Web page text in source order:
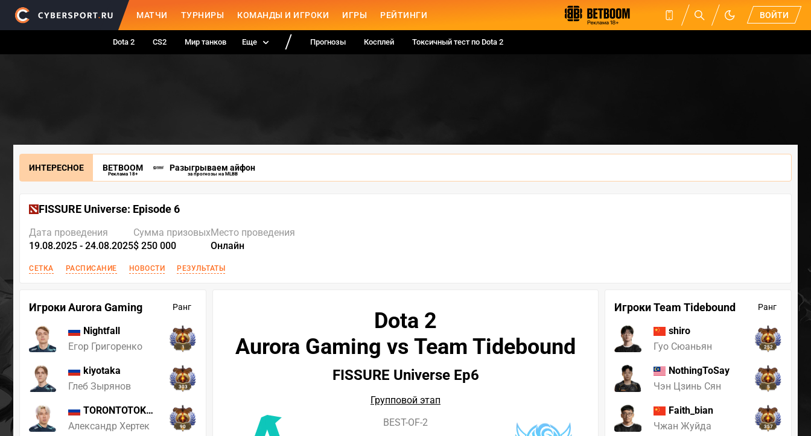
МАТЧИ ТУРНИРЫ КОМАНДЫ И ИГРОКИ ИГРЫ РЕЙТИНГИ ВОЙТИ
Dota 2 CS2 Мир танков Еще Прогнозы Косплей Токсичный тест по Dota 2
ИНТЕРЕСНОЕ BETBOOM
Реклама 18+
Разыгрываем айфон
за прогнозы на MLBB
FISSURE Universe: Episode 6
Дата проведения
19.08.2025 - 24.08.2025
Сумма призовых
$ 250 000
Место проведения
Онлайн
СЕТКА РАСПИСАНИЕ НОВОСТИ РЕЗУЛЬТАТЫ
Игроки Aurora Gaming Ранг
Nightfall
Егор Григоренко
1
kiyotaka
Глеб Зырянов
303
TORONTOTOKYO
Александр Хертек
90
Игроки Team Tidebound Ранг
shiro
Гуо Сюаньян
252
NothingToSay
Чэн Цзинь Сян
5
Faith_bian
Чжан Жуйда
357
Dota 2
Aurora Gaming vs Team Tidebound
FISSURE Universe Ep6
Групповой этап
BEST-OF-2